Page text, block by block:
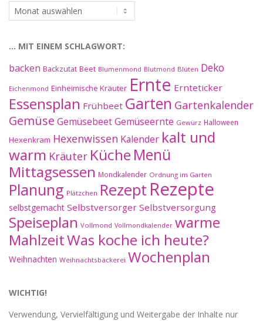
…
im
… MIT EINEM SCHLAGWORT:
backen Backzutat Beet Blumenmond Blutmond Blüten Deko
Eichenmond Einheimische Kräuter Ernte Ernteticker
Essensplan Frühbeet Garten Gartenkalender
Gemüse GemüsebeetGemüseernte Gewürz Halloween
Hexenkram Hexenwissen Kalender kalt und
warm Kräuter Küche Menü
Mittagsessen Mondkalender Ordnung im Garten
Planung Plätzchen Rezept Rezepte
selbstgemacht Selbstversorger Selbstversorgung
Speiseplan Vollmond Vollmondkalender warme
MahlzeitWas koche ich heute?
Weihnachten Weihnachtsbäckerei Wochenplan
WICHTIG!
Verwendung, Vervielfältigung und Weitergabe der Inhalte nur